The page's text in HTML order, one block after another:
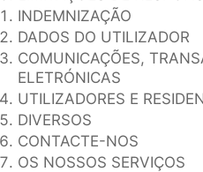
INDEMNIZAÇÃO
DADOS DO UTILIZADOR
COMUNICAÇÕES,
ELETRÓNICAS
UTILIZADORES E
DIVERSOS
CONTACTE-NOS
OS NOSSOS SERVIÇOS